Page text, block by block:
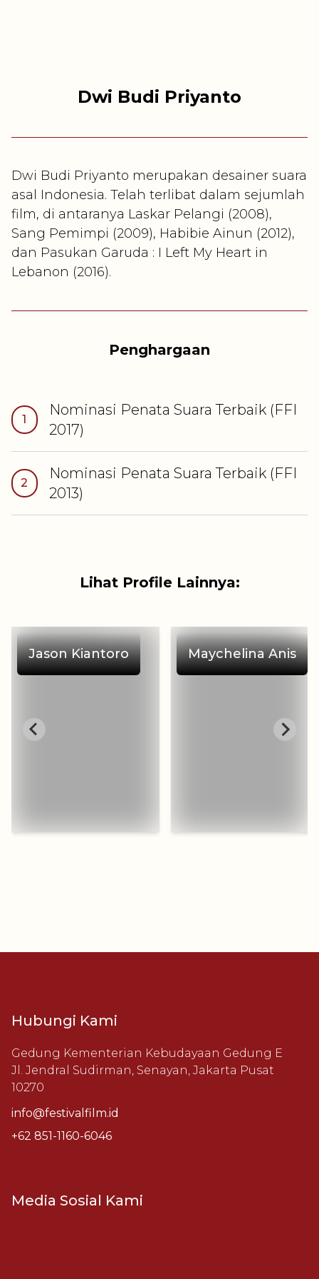
Dwi Budi Priyanto
Dwi Budi Priyanto merupakan desainer suara
asal Indonesia. Telah terlibat dalam sejumlah
film, di antaranya Laskar Pelangi (2008),
Sang Pemimpi (2009), Habibie Ainun (2012),
dan Pasukan Garuda : I Left My Heart in
Lebanon (2016).
Penghargaan
1
Nominasi Penata Suara Terbaik(FFI
2017)
2
Nominasi Penata Suara Terbaik(FFI
2013)
Lihat Profile Lainnya:
Jason Kiantoro Maychelina Anis
Hubungi Kami
Gedung Kementerian Kebudayaan Gedung E
Jl. Jendral Sudirman, Senayan, Jakarta Pusat
10270
info@festivalfilm.id
+62 851-1160-6046
Media Sosial Kami